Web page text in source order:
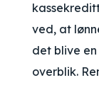
ved, at
det blive
overblik.